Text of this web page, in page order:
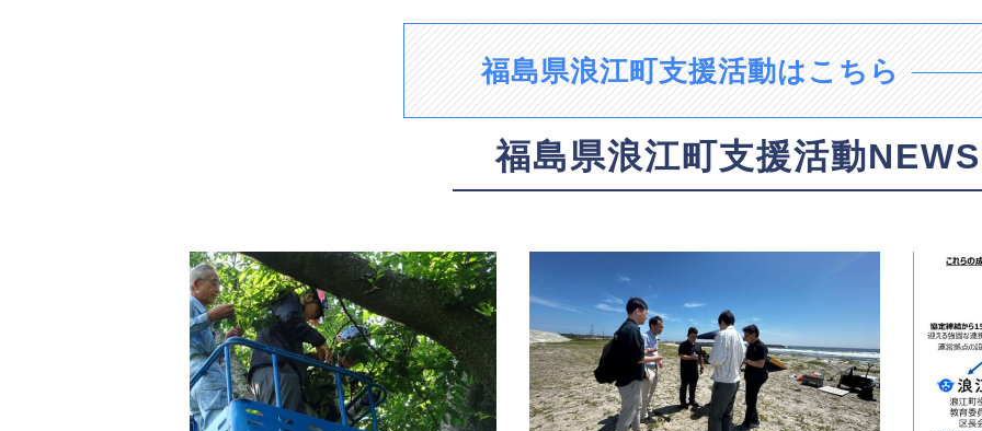
福島県浪江町支援活動はこちら
福島県浪江町支援活動NEWS